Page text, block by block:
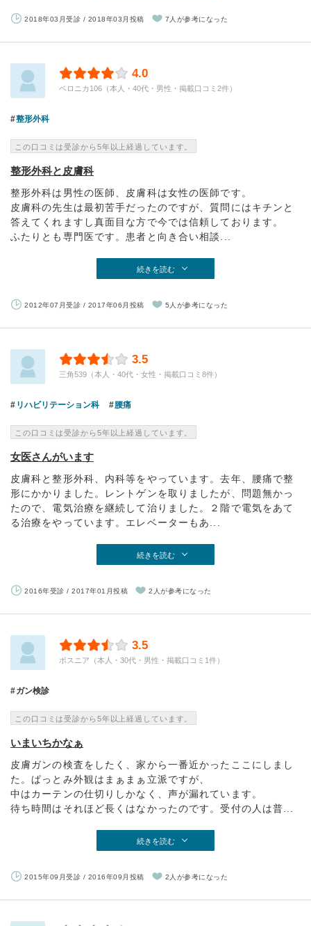
2018年03月受診 / 2018年03月投稿 7人が参考になった
4.0
ベロニカ106（本人・40代・男性・掲載口コミ2件）
整形外科
この口コミは受診から5年以上経過しています。
整形外科と皮膚科
整形外科は男性の医師、皮膚科は女性の医師です。
皮膚科の先生は最初苦手だったのですが、質問にはキチンと
答えてくれますし真面目な方で今では信頼しております。
ふたりとも専門医です。患者と向き合い相談...
続きを読む
2012年07月受診 / 2017年06月投稿 5人が参考になった
3.5
三角539（本人・40代・女性・掲載口コミ8件）
リハビリテーション科 腰痛
この口コミは受診から5年以上経過しています。
女医さんがいます
皮膚科と整形外科、内科等をやっています。去年、腰痛で整
形にかかりました。レントゲンを取りましたが、問題無かっ
たので、電気治療を継続して治りました。２階で電気をあて
る治療をやっています。エレベーターもあ...
続きを読む
2016年受診 / 2017年01月投稿 2人が参考になった
3.5
ボスニア（本人・30代・男性・掲載口コミ1件）
ガン検診
この口コミは受診から5年以上経過しています。
いまいちかなぁ
皮膚ガンの検査をしたく、家から一番近かったここにしまし
た。ぱっとみ外観はまぁまぁ立派ですが、
中はカーテンの仕切りしかなく、声が漏れています。
待ち時間はそれほど長くはなかったのです。受付の人は普...
続きを読む
2015年09月受診 / 2016年09月投稿 2人が参考になった